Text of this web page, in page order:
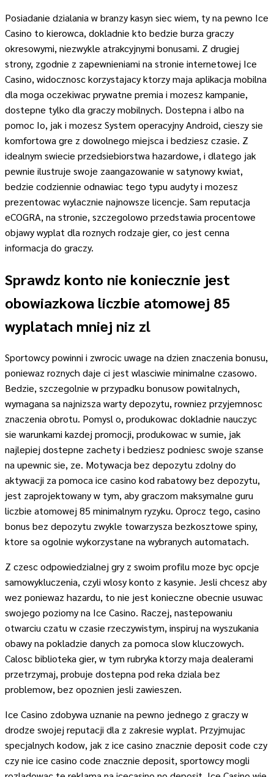
Posiadanie dzialania w branzy kasyn siec wiem, ty na pewno Ice
Casino to kierowca, dokladnie kto bedzie burza graczy
okresowymi, niezwykle atrakcyjnymi bonusami. Z drugiej
strony, zgodnie z zapewnieniami na stronie internetowej Ice
Casino, widocznosc korzystajacy ktorzy maja aplikacja mobilna
dla moga oczekiwac prywatne premia i mozesz kampanie,
dostepne tylko dla graczy mobilnych. Dostepna i albo na
pomoc Io, jak i mozesz System operacyjny Android, cieszy sie
komfortowa gre z dowolnego miejsca i bedziesz czasie. Z
idealnym swiecie przedsiebiorstwa hazardowe, i dlatego jak
pewnie ilustruje swoje zaangazowanie w satynowy kwiat,
bedzie codziennie odnawiac tego typu audyty i mozesz
prezentowac wylacznie najnowsze licencje. Sam reputacja
eCOGRA, na stronie, szczegolowo przedstawia procentowe
objawy wyplat dla roznych rodzaje gier, co jest cenna
informacja do graczy.
Sprawdz konto nie koniecznie jest
obowiazkowa liczbie atomowej 85
wyplatach mniej niz zl
Sportowcy powinni i zwrocic uwage na dzien znaczenia bonusu,
poniewaz roznych daje ci jest wlasciwie minimalne czasowo.
Bedzie, szczegolnie w przypadku bonusow powitalnych,
wymagana sa najnizsza warty depozytu, rowniez przyjemnosc
znaczenia obrotu. Pomysl o, produkowac dokladnie nauczyc
sie warunkami kazdej promocji, produkowac w sumie, jak
najlepiej dostepne zachety i bedziesz podniesc swoje szanse
na upewnic sie, ze. Motywacja bez depozytu zdolny do
aktywacji za pomoca ice casino kod rabatowy bez depozytu,
jest zaprojektowany w tym, aby graczom maksymalne guru
liczbie atomowej 85 minimalnym ryzyku. Oprocz tego, casino
bonus bez depozytu zwykle towarzysza bezkosztowe spiny,
ktore sa ogolnie wykorzystane na wybranych automatach.
Z czesc odpowiedzialnej gry z swoim profilu moze byc opcje
samowykluczenia, czyli wlosy konto z kasynie. Jesli chcesz aby
wez poniewaz hazardu, to nie jest konieczne obecnie usuwac
swojego poziomy na Ice Casino. Raczej, nastepowaniu
otwarciu czatu w czasie rzeczywistym, inspiruj na wyszukania
obawy na pokladzie danych za pomoca slow kluczowych.
Calosc biblioteka gier, w tym rubryka ktorzy maja dealerami
przetrzymaj, probuje dostepna pod reka dziala bez
problemow, bez opoznien jesli zawieszen.
Ice Casino zdobywa uznanie na pewno jednego z graczy w
drodze swojej reputacji dla z zakresie wyplat. Przyjmujac
specjalnych kodow, jak z ice casino znacznie deposit code czy
czy nie ice casino code znacznie deposit, sportowcy mogli